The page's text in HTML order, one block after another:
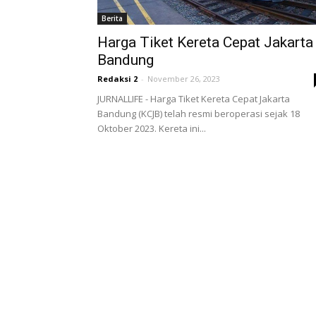
Berita
Harga Tiket Kereta Cepat Jakarta
Bandung
Redaksi 2 - November 26, 2023
JURNALLIFE - Harga Tiket Kereta Cepat Jakarta
Bandung (KCJB) telah resmi beroperasi sejak 18
Oktober 2023. Kereta ini...